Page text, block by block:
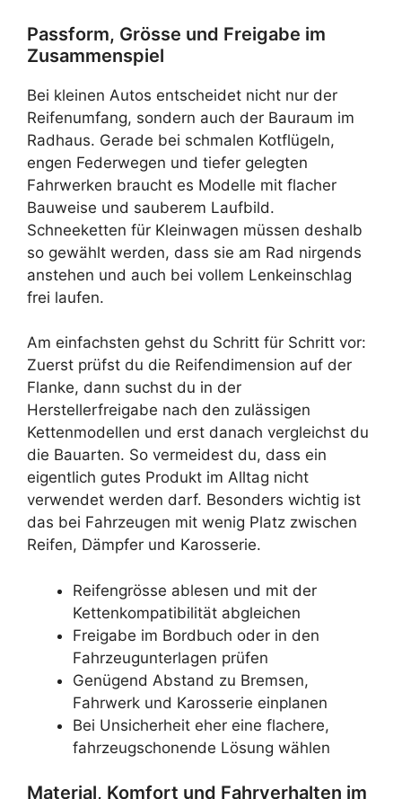
Passform, Grösse und Freigabe im
Zusammenspiel
Bei kleinen Autos entscheidet nicht nur der
Reifenumfang, sondern auch der Bauraum im
Radhaus. Gerade bei schmalen Kotflügeln,
engen Federwegen und tiefer gelegten
Fahrwerken braucht es Modelle mit flacher
Bauweise und sauberem Laufbild.
Schneeketten für Kleinwagen müssen deshalb
so gewählt werden, dass sie am Rad nirgends
anstehen und auch bei vollem Lenkeinschlag
frei laufen.
Am einfachsten gehst du Schritt für Schritt vor:
Zuerst prüfst du die Reifendimension auf der
Flanke, dann suchst du in der
Herstellerfreigabe nach den zulässigen
Kettenmodellen und erst danach vergleichst du
die Bauarten. So vermeidest du, dass ein
eigentlich gutes Produkt im Alltag nicht
verwendet werden darf. Besonders wichtig ist
das bei Fahrzeugen mit wenig Platz zwischen
Reifen, Dämpfer und Karosserie.
Reifengrösse ablesen und mit der
Kettenkompatibilität abgleichen
Freigabe im Bordbuch oder in den
Fahrzeugunterlagen prüfen
Genügend Abstand zu Bremsen,
Fahrwerk und Karosserie einplanen
Bei Unsicherheit eher eine flachere,
fahrzeugschonende Lösung wählen
Material, Komfort und Fahrverhalten im